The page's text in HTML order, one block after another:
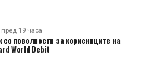
пред 19 часа
со поволности за корисниците на
World Debit